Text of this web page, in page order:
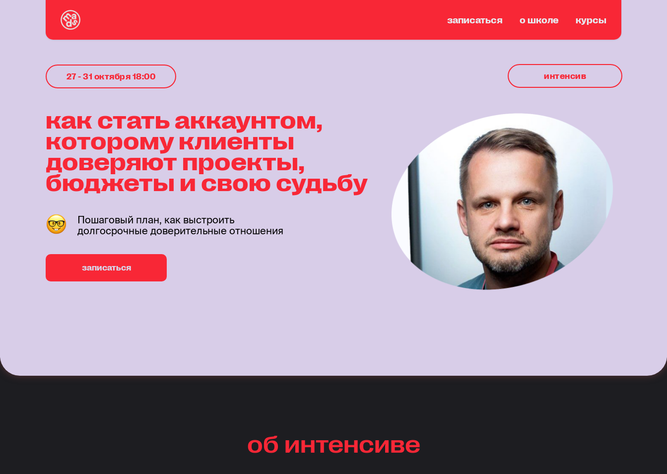
записаться о школе курсы
интенсив
27 - 31 октября 18:00
записаться
как стать аккаунтом,
которому клиенты
доверяют проекты,
бюджеты и свою судьбу
Пошаговый план, как выстроить
долгосрочные доверительные отношения
об интенсиве